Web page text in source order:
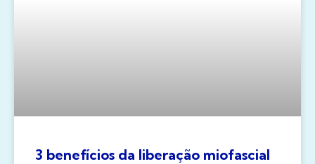
3 benefícios da liberação miofascial